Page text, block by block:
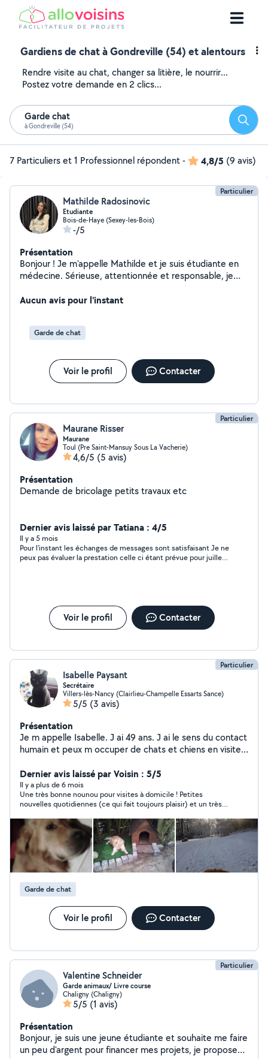
Gardiens de chat à Gondreville (54) et alentours
Rendre visite au chat, changer sa litière, le nourrir...
Postez votre demande en 2 clics...
Garde chat
à Gondreville (54)
7 Particuliers et 1 Professionnel répondent- 4,8/5 (9 avis)
Particulier
Mathilde Radosinovic
Etudiante
Bois-de-Haye (Sexey-les-Bois)
-/5
Présentation
Bonjour ! Je m'appelle Mathilde et je suis étudiante en
médecine. Sérieuse, attentionnée et responsable, je
que pour la garde de vos animaux de compagnie (chiens
un besoin régulier, je veillerai sur eux avec bienveillance
et en toute sécurité. N'hésitez pas à me contacter pour
Aucun avis pour l'instant
Garde de chat
Voir le profil Contacter
Particulier
Maurane Risser
Maurane
Toul (Pre Saint-Mansuy Sous La Vacherie)
4,6/5 (5 avis)
Présentation
Demande de bricolage petits travaux etc
Dernier avis laissé par Tatiana : 4/5
Il y a 5 mois
Pour l'instant les échanges de messages sont satisfaisant Je ne
peux pas évaluer la prestation celle ci étant prévue pour juillet.
Voir le profil Contacter
Particulier
Isabelle Paysant
Secrétaire
Villers-lès-Nancy (Clairlieu-Champelle Essarts Sance)
5/5 (3 avis)
Présentation
Je m appelle Isabelle. J ai 49 ans. J ai le sens du contact
humain et peux m occuper de chats et chiens en visite à
peux aussi garder des enfants. Je suis facilement
disponible. N'hésitez pas à me contacter.
Dernier avis laissé par Voisin : 5/5
Il y a plus de 6 mois
Une très bonne nounou pour visites à domicile ! Petites
nouvelles quotidiennes (ce qui fait toujours plaisir) et un très
Garde de chat
Voir le profil Contacter
Particulier
Valentine Schneider
Garde animaux/ Livre course
Chaligny (Chaligny)
5/5 (1 avis)
Présentation
Bonjour, je suis une jeune étudiante et souhaite me faire
un peu d'argent pour financer mes projets, je propose